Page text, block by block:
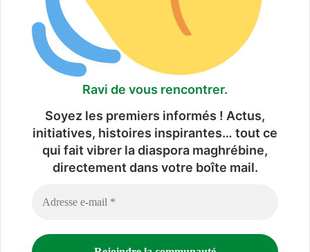
Ravi de vous rencontrer.
Soyez les premiers informés ! Actus,
initiatives, histoires inspirantes… tout ce
qui fait vibrer la diaspora maghrébine,
directement dans votre boîte mail.